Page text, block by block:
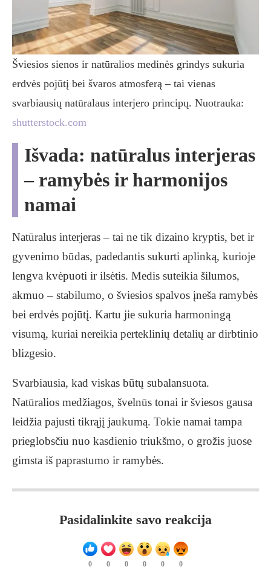
Šviesios sienos ir natūralios medinės grindys sukuria
erdvės pojūtį bei švaros atmosferą – tai vienas
svarbiausių natūralaus interjero principų. Nuotrauka:
shutterstock.com
Išvada: natūralus interjeras
– ramybės ir harmonijos
namai
Natūralus interjeras – tai ne tik dizaino kryptis, bet ir
gyvenimo būdas, padedantis sukurti aplinką, kurioje
lengva kvėpuoti ir ilsėtis. Medis suteikia šilumos,
akmuo – stabilumo, o šviesios spalvos įneša ramybės
bei erdvės pojūtį. Kartu jie sukuria harmoningą
visumą, kuriai nereikia perteklinių detalių ar dirbtinio
blizgesio.
Svarbiausia, kad viskas būtų subalansuota.
Natūralios medžiagos, švelnūs tonai ir šviesos gausa
leidžia pajusti tikrąjį jaukumą. Tokie namai tampa
prieglobsčiu nuo kasdienio triukšmo, o grožis juose
gimsta iš paprastumo ir ramybės.
Pasidalinkite savo reakcija
0 0 0 0 0 0